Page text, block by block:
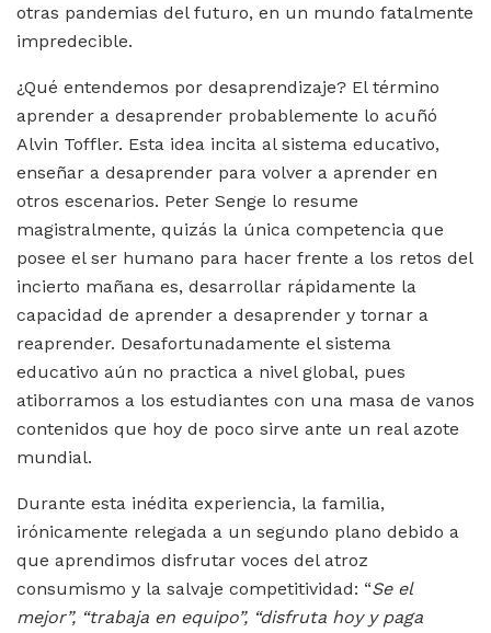
otras pandemias del futuro, en un mundo fatalmente
impredecible.
¿Qué entendemos por desaprendizaje? El término
aprender a desaprender probablemente lo acuñó
Alvin Toffler. Esta idea incita al sistema educativo,
enseñar a desaprender para volver a aprender en
otros escenarios. Peter Senge lo resume
magistralmente, quizás la única competencia que
posee el ser humano para hacer frente a los retos del
incierto mañana es, desarrollar rápidamente la
capacidad de aprender a desaprender y tornar a
reaprender. Desafortunadamente el sistema
educativo aún no practica a nivel global, pues
atiborramos a los estudiantes con una masa de vanos
contenidos que hoy de poco sirve ante un real azote
mundial.
Durante esta inédita experiencia, la familia,
irónicamente relegada a un segundo plano debido a
que aprendimos disfrutar voces del atroz
consumismo y la salvaje competitividad: “Se el
mejor”, “trabaja en equipo”, “disfruta hoy y paga